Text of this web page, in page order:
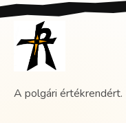
A polgári értékrendért.